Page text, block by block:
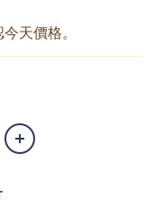
天價格。